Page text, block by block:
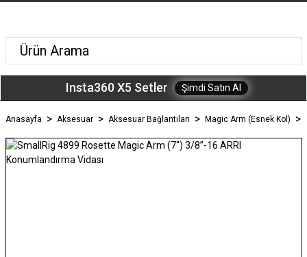
Insta360 X5 Setler Şimdi Satın Al
Anasayfa Aksesuar Aksesuar Bağlantıları Magic Arm (Esnek Kol)